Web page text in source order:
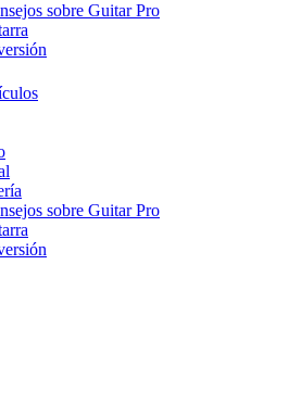
sobre Guitar Pro
sobre Guitar Pro